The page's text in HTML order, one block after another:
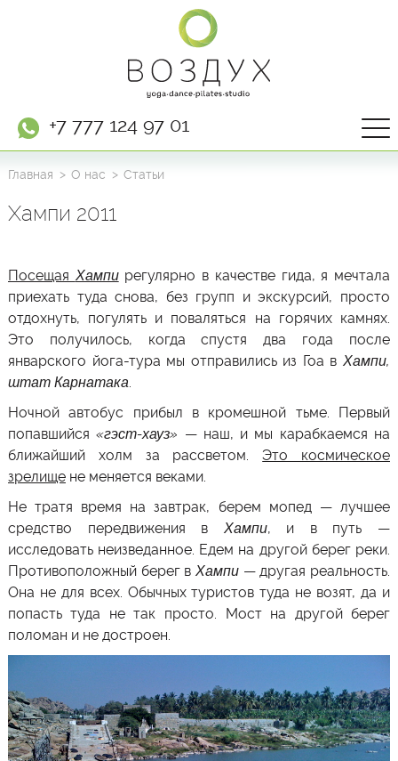
+7 777 124 97 01
Главная О нас Статьи
Хампи 2011
Посещая Хампирегулярно в качестве гида, я мечтала
приехать туда снова, без групп и экскурсий, просто
отдохнуть, погулять и поваляться на горячих камнях.
Это получилось, когда спустя два года после
январского йога-тура мы отправились из Гоа вХампи,
штат Карнатака.
Ночной автобус прибыл в кромешной тьме. Первый
попавшийся«гэст-хауз» — наш, и мы карабкаемся на
ближайший холм за рассветом.Это космическое
зрелищене меняется веками.
Не тратя время на завтрак, берем мопед — лучшее
средство передвижения в Хампи, и в путь —
исследовать неизведанное. Едем на другой берег реки.
Противоположный берег в Хампи — другая реальность.
Она не для всех. Обычных туристов туда не возят, да и
попасть туда не так просто. Мост на другой берег
поломан и не достроен.